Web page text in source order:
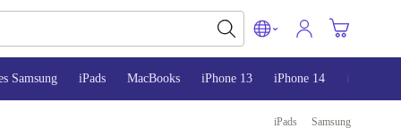
Samsung iPads MacBooks iPhone 13 iPhone 14 iPhone 15
iPads Samsung